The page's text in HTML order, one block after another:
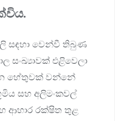
සඳහා වෙන්වී තිබුණ
සංඛ්‍යාවක් එළිවෙලා
හේතුවක් වන්නේ
සහ අලිමංකවල්
ආහාර රක්ෂිත තුළ